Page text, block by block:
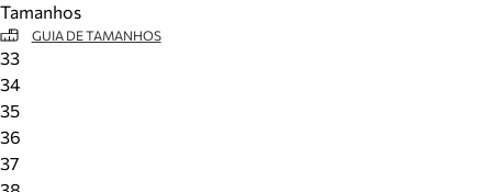
Tamanhos
GUIA DE TAMANHOS
33
34
35
36
37